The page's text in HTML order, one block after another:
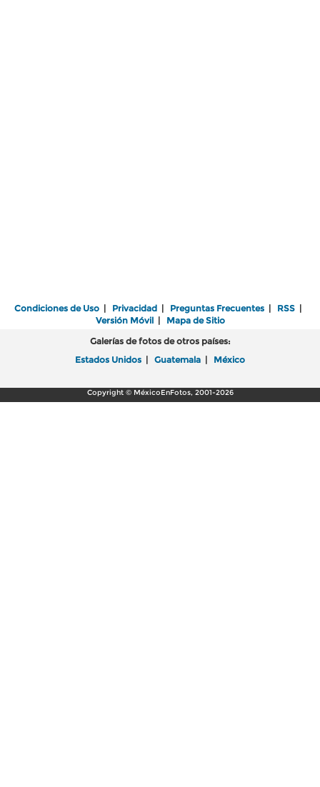
Condiciones de Uso | Privacidad | Preguntas Frecuentes | RSS |
Versión Móvil| Mapa de Sitio
Galerías de fotos de otros países:
Estados Unidos | Guatemala | México
Copyright © MéxicoEnFotos, 2001-2026